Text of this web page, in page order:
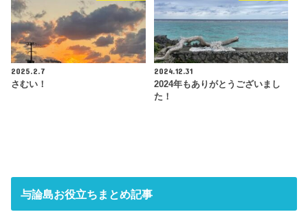
2025.2.7
さむい！
2024.12.31
2024年もありがとうございまし
た！
与論島お役立ちまとめ記事